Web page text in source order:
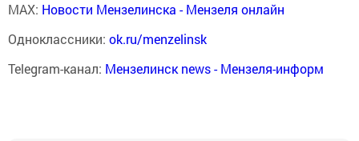
MAX: Новости Мензелинска - Мензеля онлайн
Одноклассники: ok.ru/menzelinsk
Telegram-канал: Мензелинск news - Мензеля-информ